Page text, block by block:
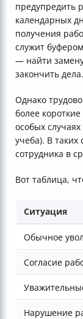
предупредить
календарных
получения
служит
— найти
закончить дела.
Однако
более
особых
учеба). В таких
сотрудника в
Вот таблица,
Ситуация
Обычное
Согласие
Нарушение